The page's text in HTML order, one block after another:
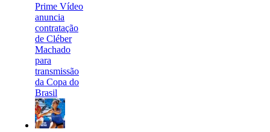
Prime Vídeo
anuncia
contratação
de Cléber
Machado
para
transmissão
da Copa do
Brasil